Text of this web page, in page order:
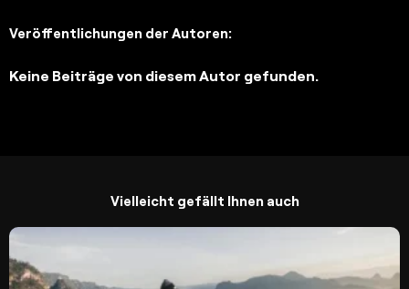
Veröffentlichungen der Autoren:
Keine Beiträge von diesem Autor gefunden.
Vielleicht gefällt Ihnen auch